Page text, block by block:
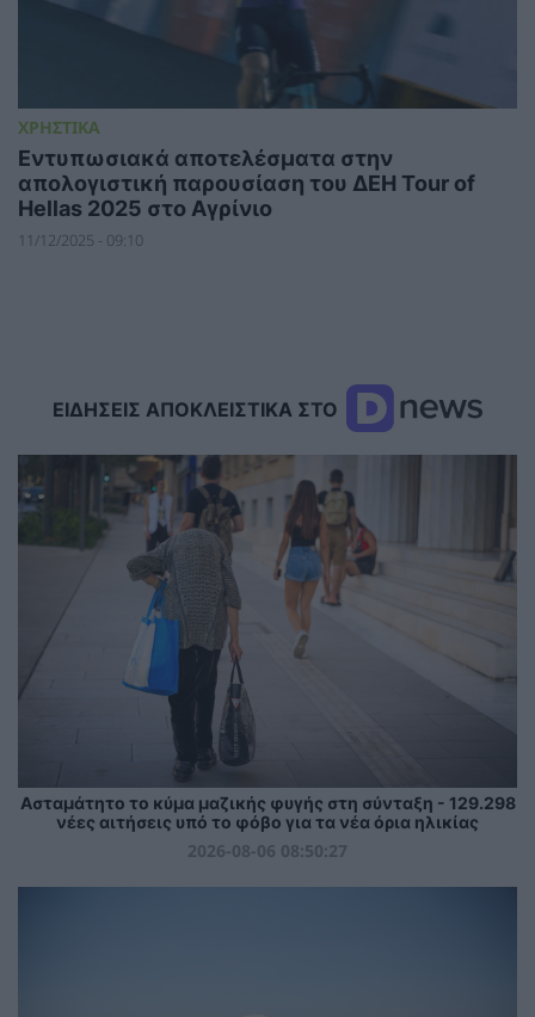
ΧΡΗΣΤΙΚΑ
Εντυπωσιακά αποτελέσματα στην
απολογιστική παρουσίαση του ΔΕΗ Tour of
Hellas 2025 στο Αγρίνιο
11/12/2025 - 09:10
ΕΙΔΗΣΕΙΣ ΑΠΟΚΛΕΙΣΤΙΚΑ ΣΤΟ
Ασταμάτητο το κύμα μαζικής φυγής στη σύνταξη - 129.298
νέες αιτήσεις υπό το φόβο για τα νέα όρια ηλικίας
2026-08-06 08:50:27